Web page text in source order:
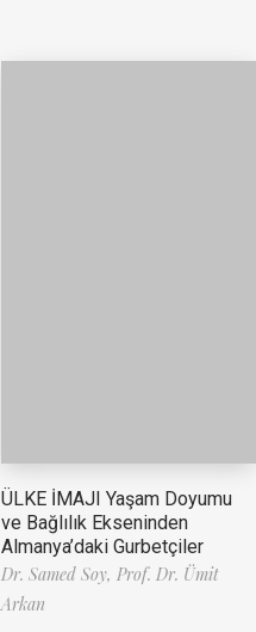
ÜLKE İMAJI Yaşam Doyumu
ve Bağlılık Ekseninden
Almanya’daki Gurbetçiler
Dr. Samed Soy, Prof. Dr. Ümit
Arkan